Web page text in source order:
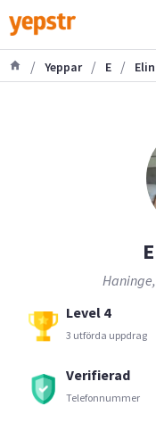
/ Yeppar / E /
Level 4
3 utförda uppdrag
Verifierad
Telefonnummer